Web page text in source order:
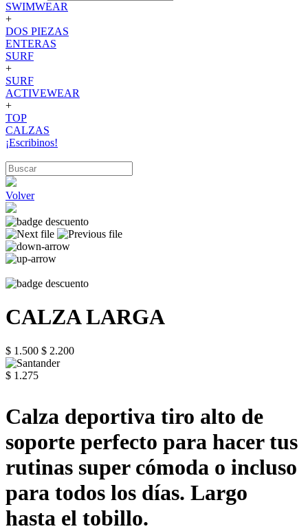
SWIMWEAR
+
DOS PIEZAS
ENTERAS
SURF
+
SURF
ACTIVEWEAR
+
TOP
CALZAS
¡Escribinos!
Volver
CALZA LARGA
$ 1.500 $ 2.200
$ 1.275
Calza deportiva tiro alto de
soporte perfecto para hacer tus
rutinas super cómoda o incluso
para todos los días. Largo
hasta el tobillo.